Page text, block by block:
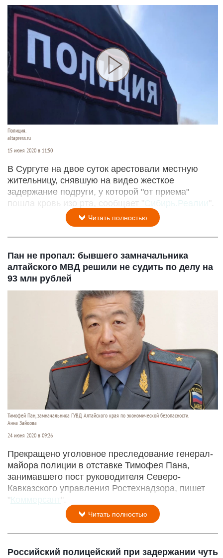
Полиция.
altapress.ru
15 июня 2020 в 11:50
В Сургуте на двое суток арестовали местную
жительницу, снявшую на видео жесткое
задержание подруги, у которой "от приема"
пошла кровь изо рта, сообщает " Сибирь.Реалии ".
Читать полностью
Пан не пропал: бывшего замначальника
алтайского МВД решили не судить по делу на
93 млн рублей
Тимофей Пан, замначальника ГУВД Алтайского края по экономической безопасности.
Анна Зайкова
24 июня 2020 в 09:26
Прекращено уголовное преследование генерал-
майора полиции в отставке Тимофея Пана,
занимавшего пост руководителя Северо-
Кавказского управления Ростехнадзора, пишет
"Коммерсант ".
Читать полностью
Российский полицейский при задержании чуть